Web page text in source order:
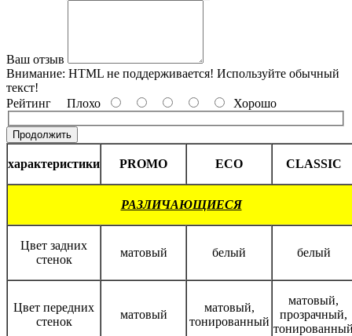
Ваш отзыв
Внимание: HTML не поддерживается! Используйте обычный
текст!
Рейтинг Плохо Хорошо
Продолжить
характеристики PROMO ECO CLASSIC
РАЗЛИЧАЮЩИЕСЯ
Цвет задних
стенок
матовый белый белый
Цвет передних
стенок
матовый
матовый,
тонированный
матовый,
прозрачный,